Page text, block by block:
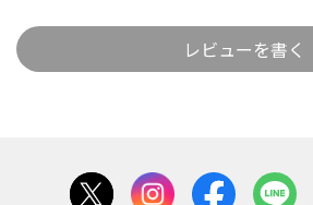
レビューを書く